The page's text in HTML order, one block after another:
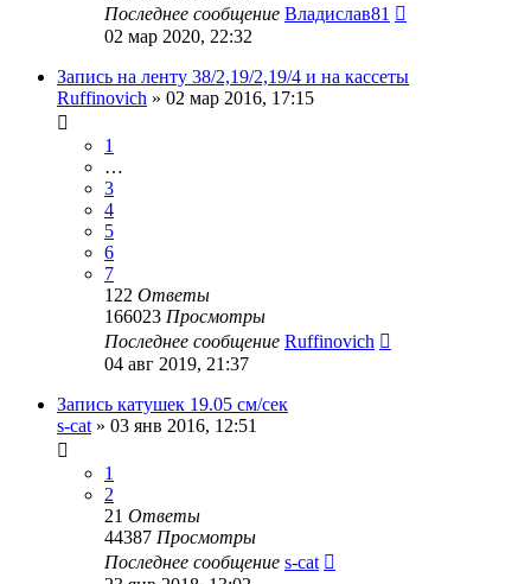
Последнее сообщение Владислав81
02 мар 2020, 22:32
Запись на ленту 38/2,19/2,19/4 и на кассеты
Ruffinovich » 02 мар 2016, 17:15
1
…
3
4
5
6
7
122 Ответы
166023 Просмотры
Последнее сообщение Ruffinovich
04 авг 2019, 21:37
Запись катушек 19.05 см/сек
s-cat » 03 янв 2016, 12:51
1
2
21 Ответы
44387 Просмотры
Последнее сообщение s-cat